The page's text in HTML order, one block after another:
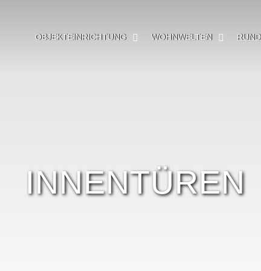
OBJEKTEINRICHTUNG WOHNWELTEN
INNENTÜREN